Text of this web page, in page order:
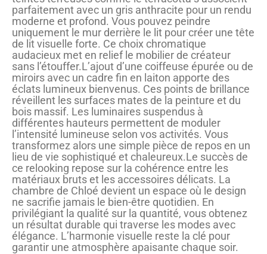
parfaitement avec un gris anthracite pour un rendu
moderne et profond. Vous pouvez peindre
uniquement le mur derrière le lit pour créer une tête
de lit visuelle forte. Ce choix chromatique
audacieux met en relief le mobilier de créateur
sans l’étouffer.L’ajout d’une coiffeuse épurée ou de
miroirs avec un cadre fin en laiton apporte des
éclats lumineux bienvenus. Ces points de brillance
réveillent les surfaces mates de la peinture et du
bois massif. Les luminaires suspendus à
différentes hauteurs permettent de moduler
l’intensité lumineuse selon vos activités. Vous
transformez alors une simple pièce de repos en un
lieu de vie sophistiqué et chaleureux.Le succès de
ce relooking repose sur la cohérence entre les
matériaux bruts et les accessoires délicats. La
chambre de Chloé devient un espace où le design
ne sacrifie jamais le bien-être quotidien. En
privilégiant la qualité sur la quantité, vous obtenez
un résultat durable qui traverse les modes avec
élégance. L’harmonie visuelle reste la clé pour
garantir une atmosphère apaisante chaque soir.